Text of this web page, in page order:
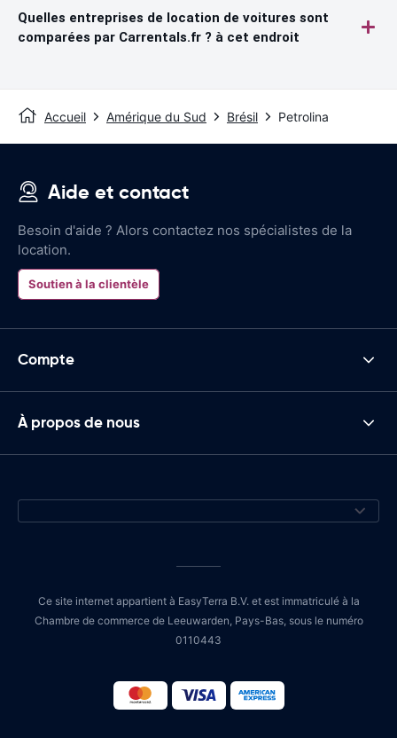
Quelles entreprises de location de voitures sont
comparées par Carrentals.fr ? à cet endroit
Accueil Amérique du Sud Brésil Petrolina
Aide et contact
Besoin d'aide ? Alors contactez nos spécialistes de la
location.
Soutien à la clientèle
Compte
À propos de nous
Ce site internet appartient à EasyTerra B.V. et est immatriculé à la
Chambre de commerce de Leeuwarden, Pays-Bas, sous le numéro
0110443